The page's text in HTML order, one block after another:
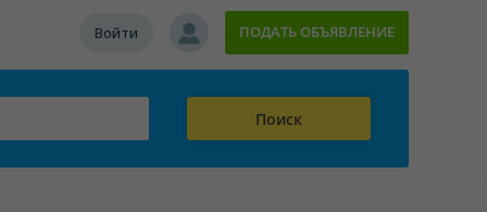
ПОДАТЬ ОБЪЯВЛЕНИЕ
Войти
Поиск